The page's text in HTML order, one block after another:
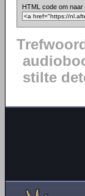
HTML code om
stilte